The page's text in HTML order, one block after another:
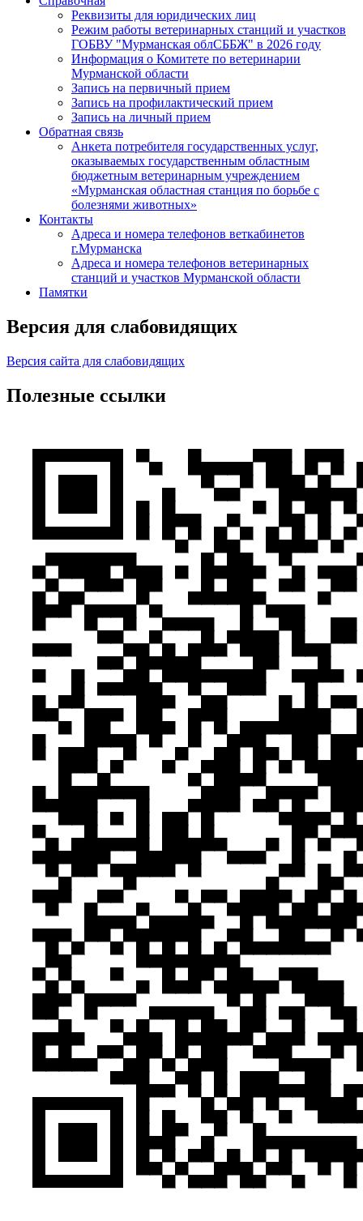
Реквизиты для юридических лиц
Режим работы ветеринарных станций и участков
ГОБВУ "Мурманская облСББЖ" в 2026 году
Информация о Комитете по ветеринарии
Мурманской области
Запись на первичный прием
Запись на профилактический прием
Запись на личный прием
Обратная связь
Анкета потребителя государственных услуг,
оказываемых государственным областным
бюджетным ветеринарным учреждением
«Мурманская областная станция по борьбе с
болезнями животных»
Контакты
Адреса и номера телефонов веткабинетов
г.Мурманска
Адреса и номера телефонов ветеринарных
станций и участков Мурманской области
Памятки
Версия для слабовидящих
Версия сайта для слабовидящих
Полезные ссылки